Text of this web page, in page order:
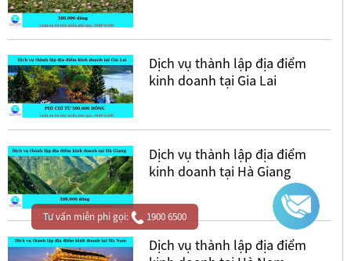
Dịch vụ thành lập địa điểm
kinh doanh tại Gia Lai
Dịch vụ thành lập địa điểm
kinh doanh tại Hà Giang
Dịch vụ thành lập địa điểm
Tư vấn miễn phí gọi: 1900 6500